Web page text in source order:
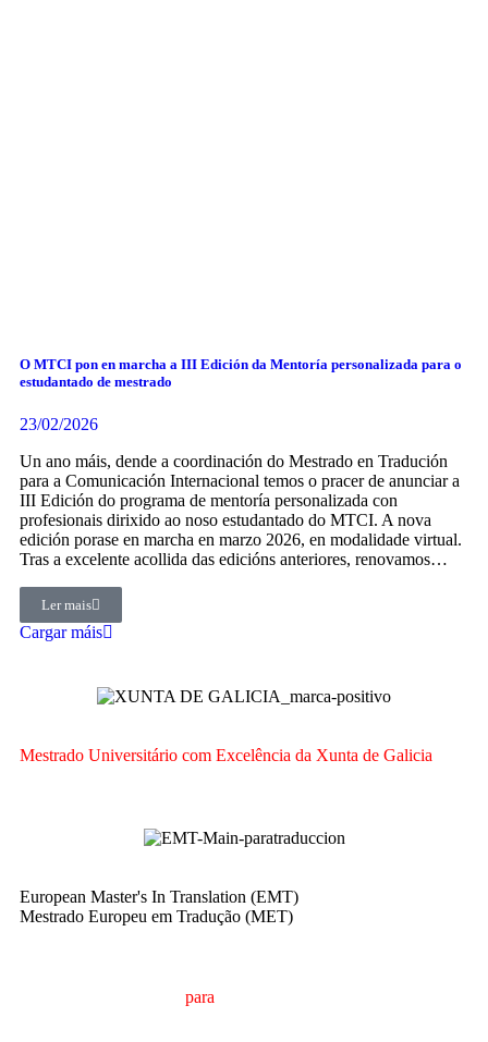
O MTCI pon en marcha a III Edición da Mentoría personalizada para o
estudantado de mestrado
23/02/2026
Un ano máis, dende a coordinación do Mestrado en Tradución
para a Comunicación Internacional temos o pracer de anunciar a
III Edición do programa de mentoría personalizada con
profesionais dirixido ao noso estudantado do MTCI. A nova
edición porase en marcha en marzo 2026, en modalidade virtual.
Tras a excelente acollida das edicións anteriores, renovamos…
Ler mais
Cargar máis
Mestrado Universitário com Excelência da Xunta de Galicia
European Master's In Translation (EMT)
Mestrado Europeu em Tradução (MET)
para